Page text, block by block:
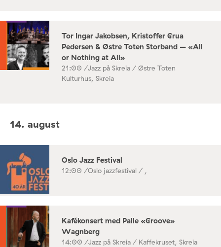
Tor Ingar Jakobsen, Kristoffer Grua
Pedersen & Østre Toten Storband – «All
or Nothing at All»
21:00 /Jazz på Skreia / Østre Toten
Kulturhus, Skreia
14. august
Oslo Jazz Festival
12:00 /Oslo jazzfestival / ,
Kafékonsert med Palle «Groove»
Wagnberg
14:00 /Jazz på Skreia / Kaffekruset, Skreia